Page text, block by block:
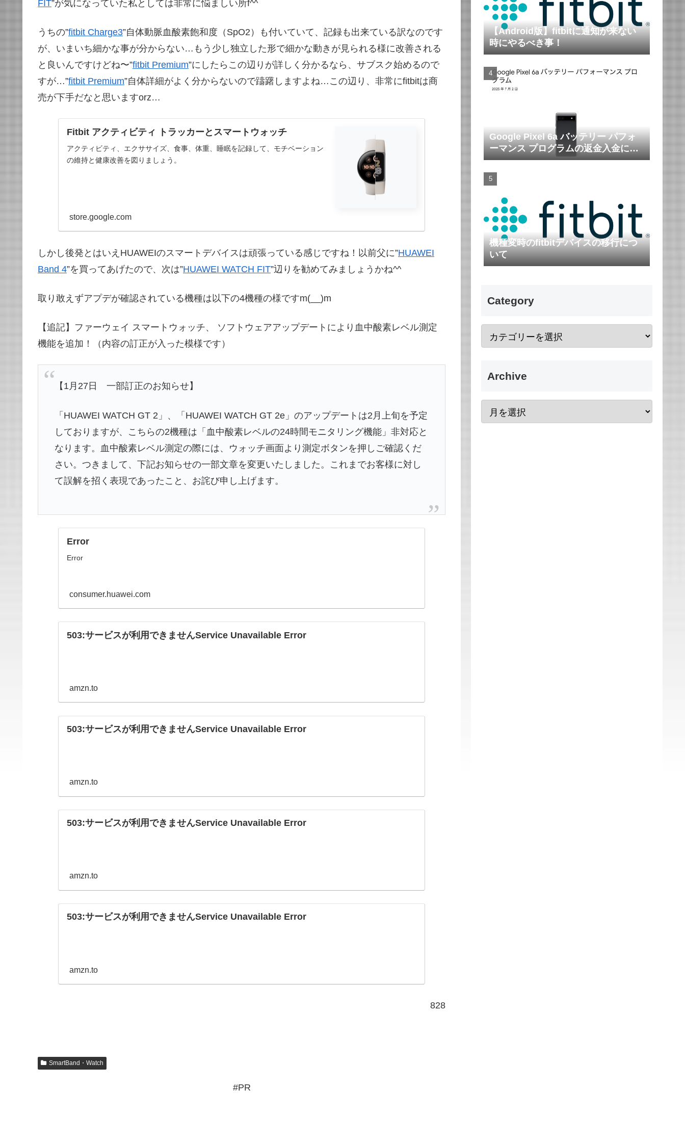
FIT”が気になっていた私としては非常に悩ましい所f^^
うちの”fitbit Charge3”自体動脈血酸素飽和度（SpO2）も付いていて、記録も出来ている訳なのです
が、いまいち細かな事が分からない…もう少し独立した形で細かな動きが見られる様に改善される
と良いんですけどね〜”fitbit Premium”にしたらこの辺りが詳しく分かるなら、サブスク始めるので
すが…”fitbit Premium”自体詳細がよく分からないので躊躇しますよね…この辺り、非常にfitbitは商
売が下手だなと思いますorz…
Fitbit アクティビティ トラッカーとスマートウォッチ
アクティビティ、エクササイズ、食事、体重、睡眠を記録して、モチベーション
の維持と健康改善を図りましょう。
store.google.com
しかし後発とはいえHUAWEIのスマートデバイスは頑張っている感じですね！以前父に”HUAWEI
Band 4”を買ってあげたので、次は”HUAWEI WATCH FIT”辺りを勧めてみましょうかね^^
取り敢えずアプデが確認されている機種は以下の4機種の様ですm(__)m
【追記】ファーウェイ スマートウォッチ、 ソフトウェアアップデートにより血中酸素レベル測定
機能を追加！（内容の訂正が入った模様です）
【1月27日 一部訂正のお知らせ】
「HUAWEI WATCH GT 2」、「HUAWEI WATCH GT 2e」のアップデートは2月上旬を予定
しておりますが、こちらの2機種は「血中酸素レベルの24時間モニタリング機能」非対応と
なります。血中酸素レベル測定の際には、ウォッチ画面より測定ボタンを押しご確認くだ
さい。つきまして、下記お知らせの一部文章を変更いたしました。これまでお客様に対し
て誤解を招く表現であったこと、お詫び申し上げます。
Error
Error
consumer.huawei.com
503:サービスが利用できませんService Unavailable Error
amzn.to
503:サービスが利用できませんService Unavailable Error
amzn.to
503:サービスが利用できませんService Unavailable Error
amzn.to
503:サービスが利用できませんService Unavailable Error
amzn.to
828
SmartBand・Watch
#PR
【Android版】fitbitに通知が来ない
時にやるべき事！
Google Pixel 6a バッテリー パフォ
ーマンス プログラムの返金入金につ
いて
機種変時のfitbitデバイスの移行につ
いて
Category
Archive